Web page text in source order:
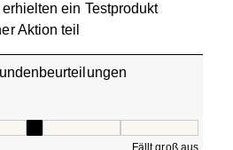
ein Testprodukt
Aktion teil